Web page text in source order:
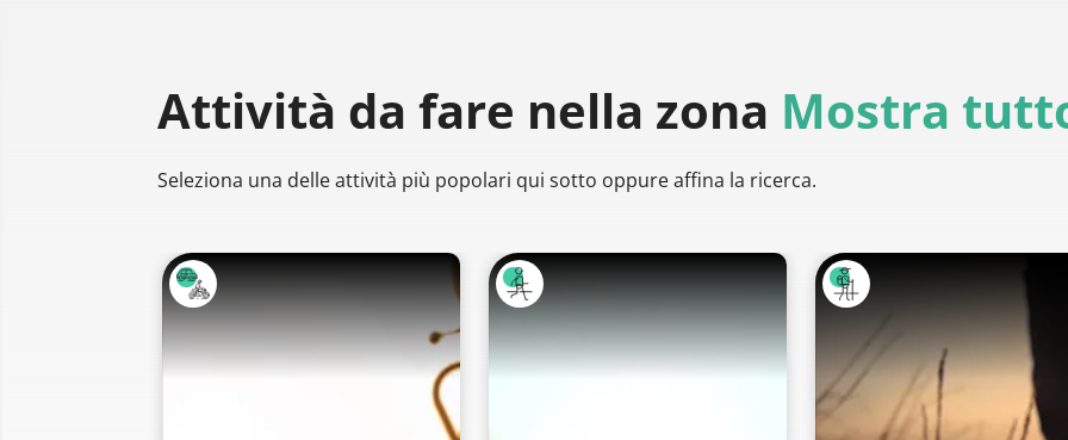
Attività da fare nella zona Mostra
Seleziona una delle attività più popolari qui sotto oppure affina la ricerca.